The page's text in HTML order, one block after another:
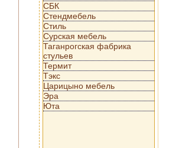
СБК
Стендмебель
Стиль
Сурская мебель
Таганрогская фабрика
стульев
Термит
Тэкс
Царицыно мебель
Эра
Юта